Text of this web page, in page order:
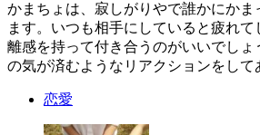
かまちょは、寂しがりやで誰かにかま
ます。いつも相手にしていると疲れ
離感を持って付き合うのがいいでしょ
の気が済むようなリアクションをして
恋愛